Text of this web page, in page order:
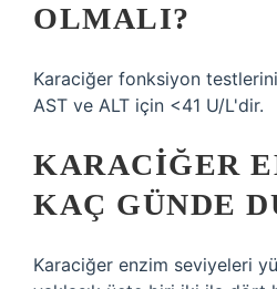
OLMALI?
Karaciğer fonksiyon
AST ve ALT için <41 U/L'dir.
KARACIĞER
KAÇ GÜNDE
Karaciğer enzim seviyeleri